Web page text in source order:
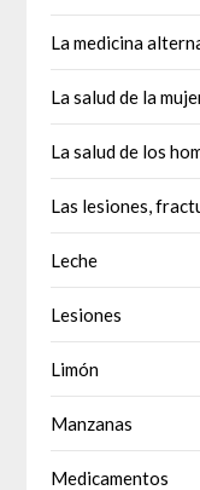
La medicina
La salud de la
La salud de los
Las lesiones,
Leche
Lesiones
Limón
Manzanas
Medicamentos